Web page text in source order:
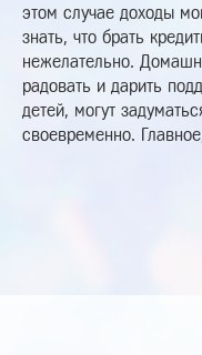
этом случае доходы
знать, что брать
нежелательно.
радовать и дарить
детей, могут
своевременно.